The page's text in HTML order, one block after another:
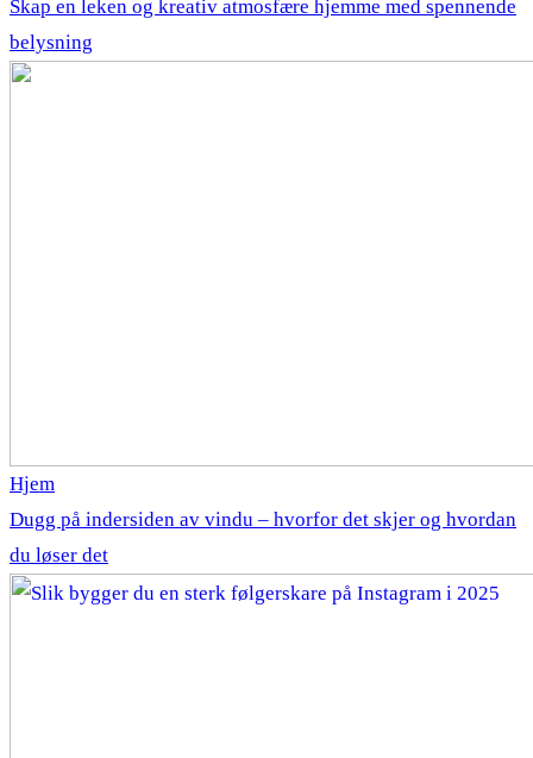
Skap en leken og kreativ atmosfære hjemme med spennende
belysning
Hjem
Dugg på indersiden av vindu – hvorfor det skjer og hvordan
du løser det